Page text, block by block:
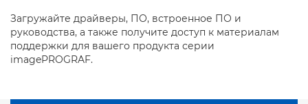
Загружайте драйверы, ПО, встроенное ПО и
руководства, а также получите доступ к материалам
поддержки для вашего продукта серии
imagePROGRAF.